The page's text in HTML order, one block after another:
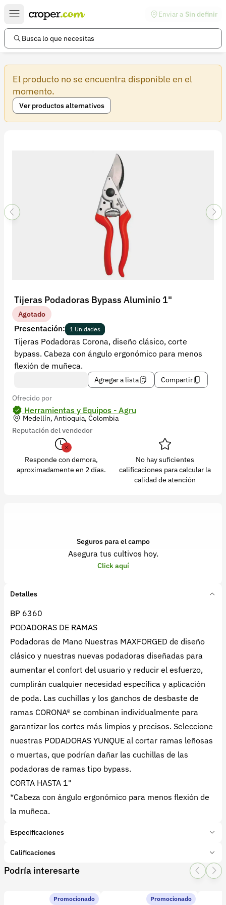
Enviar a Sin definir
Busca lo que necesitas
El producto no se encuentra disponible en el
momento.
Ver productos alternativos
Tijeras Podadoras Bypass Aluminio 1"
Agotado
Presentación: 1 Unidades
Tijeras Podadoras Corona, diseño clásico, corte
bypass. Cabeza con ángulo ergonómico para menos
flexión de muñeca.
Agregar a lista
Compartir
Ofrecido por
Herramientas y Equipos - Agru
Medellín, Antioquia, Colombia
Reputación del vendedor
Responde con demora,
aproximadamente en 2 días.
No hay suficientes
calificaciones para calcular la
calidad de atención
Seguros para el campo
Asegura tus cultivos hoy.
Click aquí
Detalles
BP 6360
PODADORAS DE RAMAS
Podadoras de Mano Nuestras MAXFORGED de diseño
clásico y nuestras nuevas podadoras diseñadas para
aumentar el confort del usuario y reducir el esfuerzo,
cumplirán cualquier necesidad específica y aplicación
de poda. Las cuchillas y los ganchos de desbaste de
ramas CORONA® se combinan individualmente para
garantizar los cortes más limpios y precisos. Seleccione
nuestras PODADORAS YUNQUE al cortar ramas leñosas
o muertas, que podrían dañar las cuchillas de las
podadoras de ramas tipo bypass.
CORTA HASTA 1"
*Cabeza con ángulo ergonómico para menos flexión de
la muñeca.
Especificaciones
Marca:
CORONA
Tipo de producto:Insumo
Subcategoría:Tijeras
Calificaciones
1 Star
2 Star
3 Star4 Star
0 calificaciones
Podría interesarte
Promocionado Promocionado
Enlaces de interés
Preguntas frecuentes
Ayuda
Información legal
Términos y condiciones
Registrarse
contacto@croper.com
© 2026 Croper.com Todos los derechos reservados
Versión 5.45.0
Síguenos